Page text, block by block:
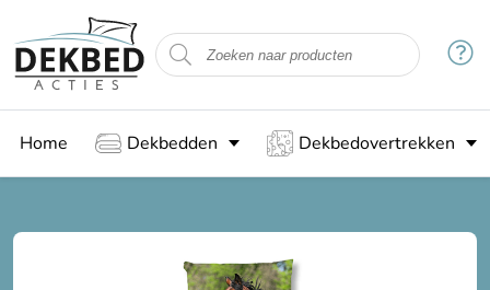
Home Dekbedden Dekbedovertrekken